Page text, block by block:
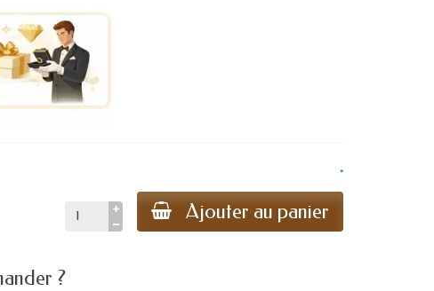
.
Ajouter au panier
?